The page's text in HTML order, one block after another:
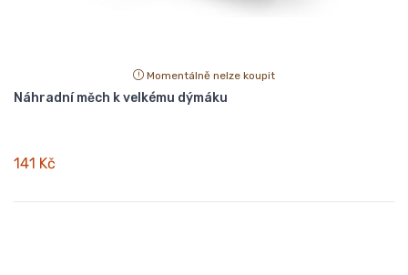
Momentálně nelze koupit
Náhradní měch k velkému dýmáku
141 Kč